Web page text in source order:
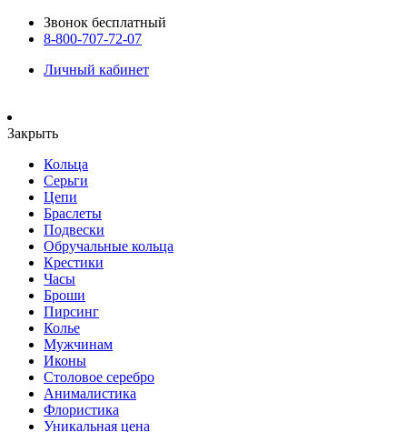
Звонок бесплатный
8-800-707-72-07
Личный кабинет
Закрыть
Кольца
Серьги
Цепи
Браслеты
Подвески
Обручальные кольца
Крестики
Часы
Броши
Пирсинг
Колье
Мужчинам
Иконы
Столовое серебро
Анималистика
Флористика
Уникальная цена